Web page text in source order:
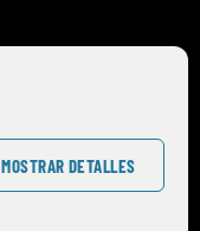
MOSTRAR DETALLES